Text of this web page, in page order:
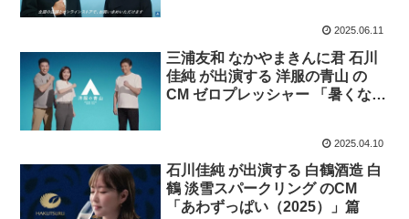
2025.06.11
三浦友和 なかやまきんに君 石川
佳純 が出演する 洋服の青山 の
CM ゼロプレッシャー 「暑くなっ
2025.04.10
石川佳純 が出演する 白鶴酒造 白
鶴 淡雪スパークリング のCM
「あわずっぱい（2025）」篇